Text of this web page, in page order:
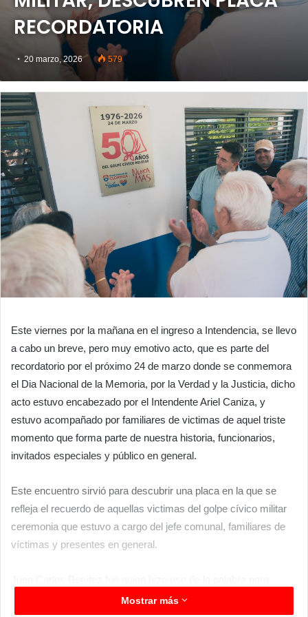
RECORDATORIA
20 marzo, 2026 579
Este viernes por la mañana en el ingreso a Intendencia, se llevo
a cabo un breve, pero muy emotivo acto, que es parte del
recordatorio por el próximo 24 de marzo donde se conmemora
el Dia Nacional de la Memoria, por la Verdad y la Justicia, dicho
acto estuvo encabezado por el Intendente Ariel Caniza, y
estuvo acompañado por familiares de victimas de aquel triste
momento que forma parte de nuestra historia, funcionarios,
invitados especiales y público en general.
Este encuentro sirvió para descubrir una placa en la que se
refleja el recuerdo de aquellas victimas del golpe cívico militar
ceremonia que estuvo a cargo del jefe comunal, familiares de
víctimas y presentes en general.
recordar aquellos momentos muy duros de nuestro país,
Mostrar más